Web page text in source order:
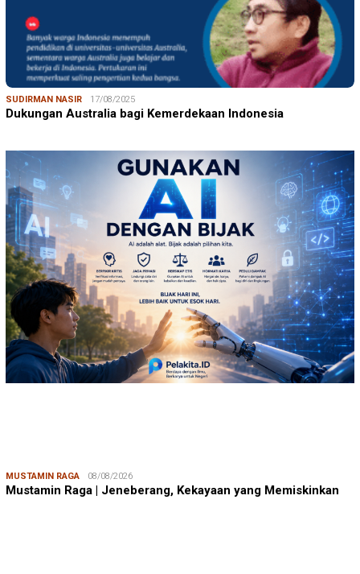
SUDIRMAN NASIR 17/08/2025
Dukungan Australia bagi Kemerdekaan Indonesia
MUSTAMIN RAGA 08/08/2026
Mustamin Raga | Jeneberang, Kekayaan yang Memiskinkan